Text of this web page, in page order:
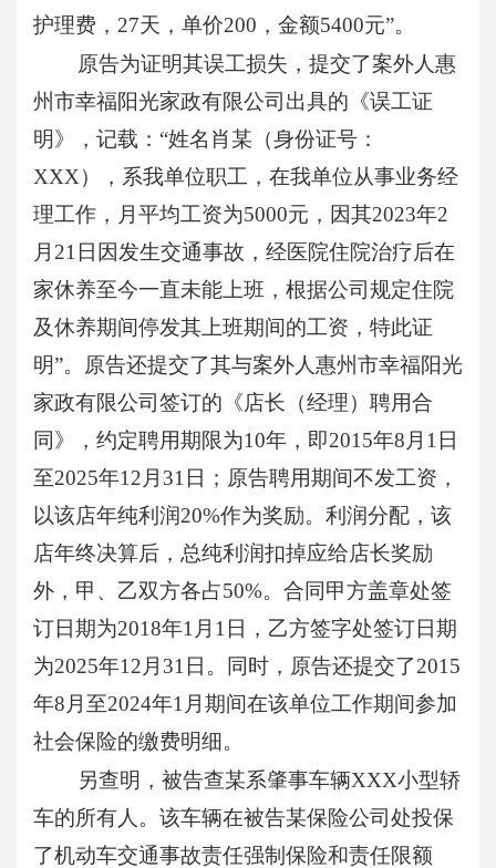
护理费，27天，单价200，金额5400元”。
原告为证明其误工损失，提交了案外人惠
州市幸福阳光家政有限公司出具的《误工证
明》，记载： “姓名肖某（身份证号：
XXX），系我单位职工，在我单位从事业务经
理工作，月平均工资为5000元，因其2023年2
月21日因发生交通事故，经医院住院治疗后在
家休养至今一直未能上班，根据公司规定住院
及休养期间停发其上班期间的工资，特此证
明”。原告还提交了其与案外人惠州市幸福阳光
家政有限公司签订的《店长（经理）聘用合
同》，约定聘用期限为10年，即2015年8月1日
至2025年12月31日；原告聘用期间不发工资，
以该店年纯利润20%作为奖励。利润分配，该
店年终决算后，总纯利润扣掉应给店长奖励
外，甲、乙双方各占50%。合同甲方盖章处签
订日期为2018年1月1日，乙方签字处签订日期
为2025年12月31日。同时，原告还提交了2015
年8月至2024年1月期间在该单位工作期间参加
社会保险的缴费明细。
另查明，被告查某系肇事车辆XXX小型轿
车的所有人。该车辆在被告某保险公司处投保
了机动车交通事故责任强制保险和责任限额